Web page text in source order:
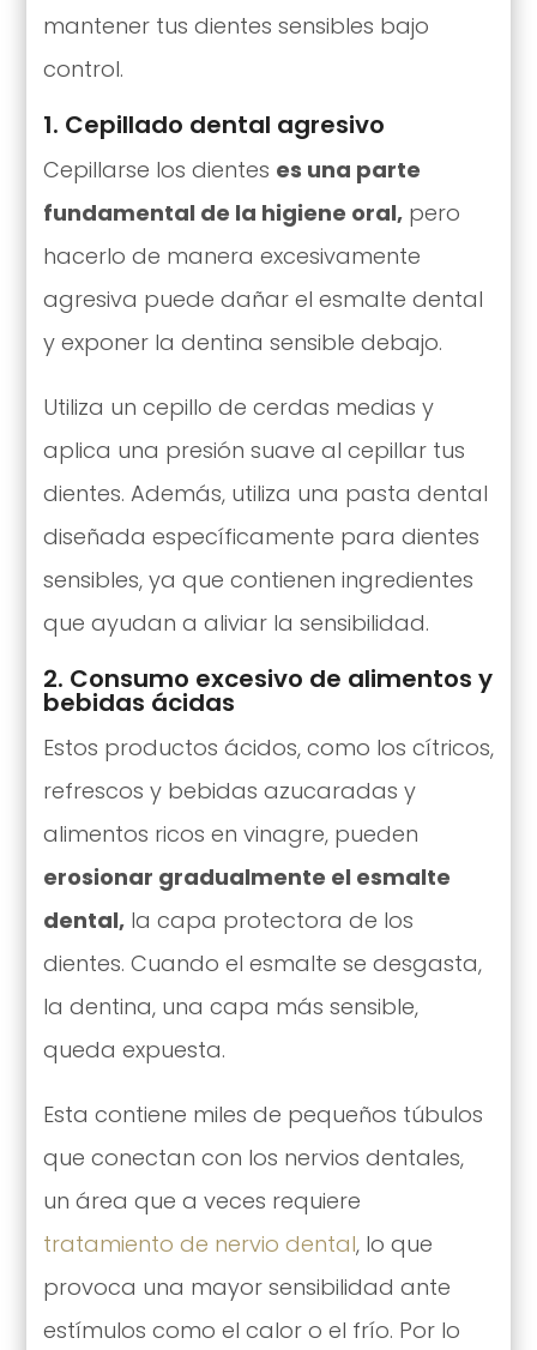
mantener tus dientes sensibles bajo
control.
1. Cepillado dental agresivo
Cepillarse los dientes es una parte
fundamental de la higiene oral,pero
hacerlo de manera excesivamente
agresiva puede dañar el esmalte dental
y exponer la dentina sensible debajo.
Utiliza un cepillo de cerdas medias y
aplica una presión suave al cepillar tus
dientes. Además, utiliza una pasta dental
diseñada específicamente para dientes
sensibles, ya que contienen ingredientes
que ayudan a aliviar la sensibilidad.
2. Consumo excesivo de alimentos y
bebidas ácidas
Estos productos ácidos, como los cítricos,
refrescos y bebidas azucaradas y
alimentos ricos en vinagre, pueden
erosionar gradualmente el esmalte
dental,la capa protectora de los
dientes. Cuando el esmalte se desgasta,
la dentina, una capa más sensible,
queda expuesta.
Esta contiene miles de pequeños túbulos
que conectan con los nervios dentales,
un área que a veces requiere
tratamiento de nervio dental, lo que
provoca una mayor sensibilidad ante
estímulos como el calor o el frío. Por lo